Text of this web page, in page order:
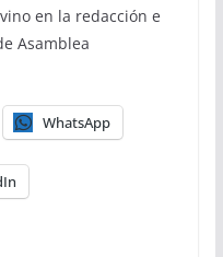
en la redacción e
Asamblea
WhatsApp